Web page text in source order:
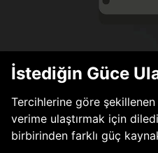
İstediğin Güce
Tercihlerine göre
verime ulaştırmak için
birbirinden farklı güç